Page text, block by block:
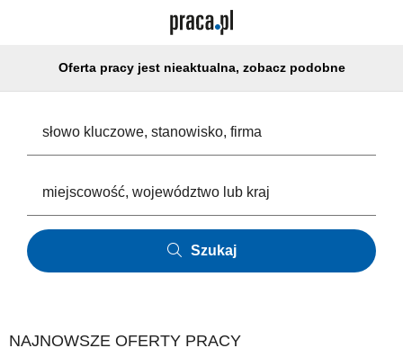
Oferta pracy jest nieaktualna, zobacz podobne
Szukaj
NAJNOWSZE OFERTY PRACY